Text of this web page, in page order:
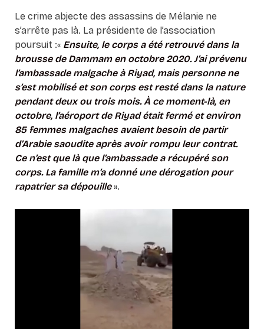
Le crime abjecte des assassins de Mélanie ne
s’arrête pas là. La présidente de l’association
poursuit :« Ensuite, le corps a été retrouvé dans la
brousse de Dammam en octobre 2020. J’ai prévenu
l’ambassade malgache à Riyad, mais personne ne
s’est mobilisé et son corps est resté dans la nature
pendant deux ou trois mois. À ce moment-là, en
octobre, l’aéroport de Riyad était fermé et environ
85 femmes malgaches avaient besoin de partir
d’Arabie saoudite après avoir rompu leur contrat.
Ce n’est que là que l’ambassade a récupéré son
corps. La famille m’a donné une dérogation pour
rapatrier sa dépouille ».